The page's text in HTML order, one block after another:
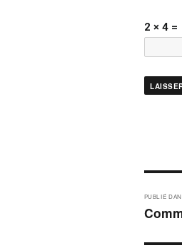
2 × 4 =
DE
PUBLIÉ